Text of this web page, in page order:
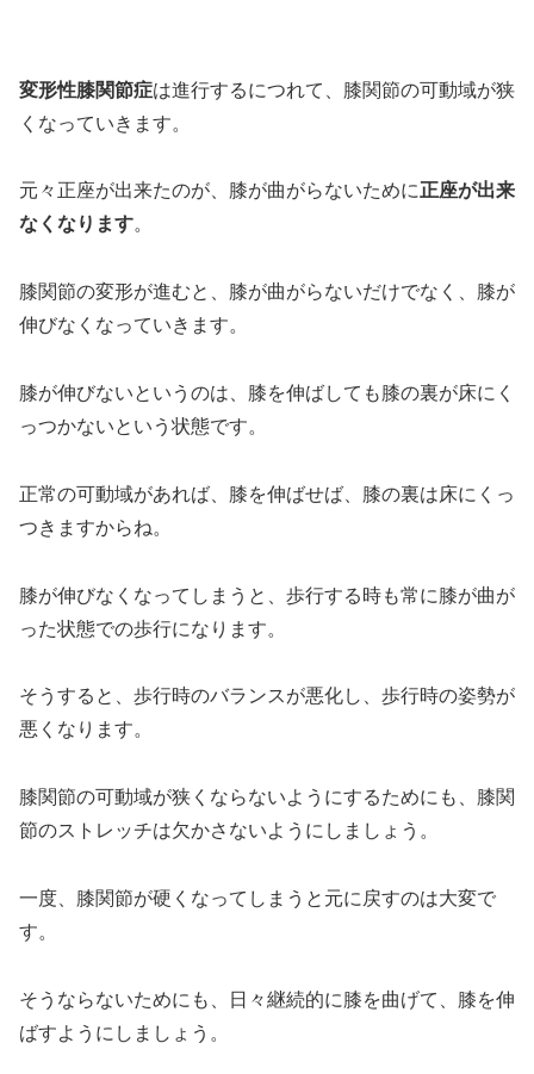
変形性膝関節症は進行するにつれて、膝関節の可動域が狭
くなっていきます。
元々正座が出来たのが、膝が曲がらないために正座が出来
なくなります。
膝関節の変形が進むと、膝が曲がらないだけでなく、膝が
伸びなくなっていきます。
膝が伸びないというのは、膝を伸ばしても膝の裏が床にく
っつかないという状態です。
正常の可動域があれば、膝を伸ばせば、膝の裏は床にくっ
つきますからね。
膝が伸びなくなってしまうと、歩行する時も常に膝が曲が
った状態での歩行になります。
そうすると、歩行時のバランスが悪化し、歩行時の姿勢が
悪くなります。
膝関節の可動域が狭くならないようにするためにも、膝関
節のストレッチは欠かさないようにしましょう。
一度、膝関節が硬くなってしまうと元に戻すのは大変で
す。
そうならないためにも、日々継続的に膝を曲げて、膝を伸
ばすようにしましょう。